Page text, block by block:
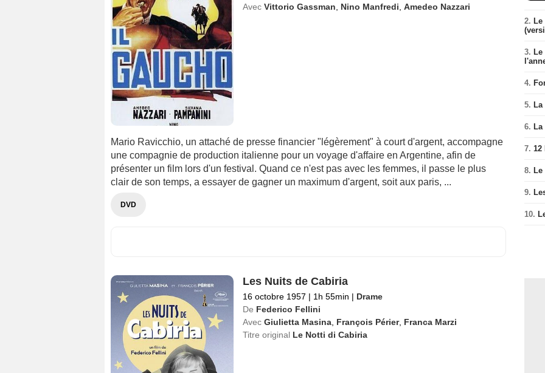
Avec Vittorio Gassman, Nino Manfredi, Amedeo Nazzari
Mario Ravicchio, un attaché de presse financier "légèrement" à court d'argent, accompagne
une compagnie de production italienne pour un voyage d'affaire en Argentine, afin de
présenter un film lors d'un festival. Quand ce n'est pas avec les femmes, il passe le plus
clair de son temps, a essayer de gagner un maximum d'argent, soit aux paris, ...
DVD
Les Nuits de Cabiria
16 octobre 1957 | 1h 55min | Drame
De Federico Fellini
Avec Giulietta Masina, François Périer, Franca Marzi
Titre original Le Notti di Cabiria
2.
3.
4.
5.
6.
7. 12
8.
9.
10.